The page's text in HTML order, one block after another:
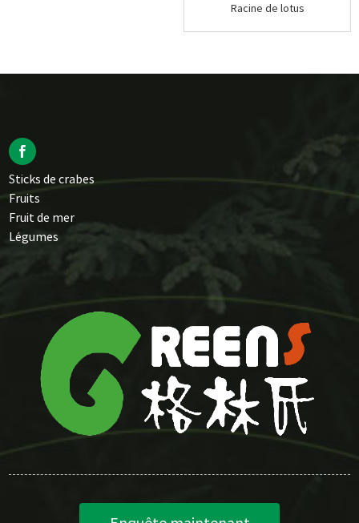
Racine de lotus
Sticks de crabes
Fruits
Fruit de mer
Légumes